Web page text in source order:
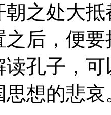
朝之处大
之后，便
读孔子，
思想的悲